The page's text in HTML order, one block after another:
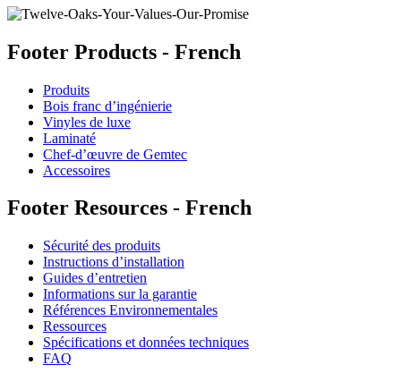
Footer Products - French
Produits
Bois franc d’ingénierie
Vinyles de luxe
Laminaté
Chef-d’œuvre de Gemtec
Accessoires
Footer Resources - French
Sécurité des produits
Instructions d’installation
Guides d’entretien
Informations sur la garantie
Références Environnementales
Ressources
Spécifications et données techniques
FAQ